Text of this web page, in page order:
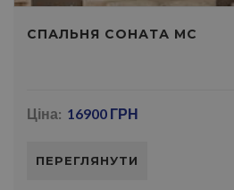
СПАЛЬНЯ СОНАТА МС
Ціна: 16900 ГРН
ПЕРЕГЛЯНУТИ